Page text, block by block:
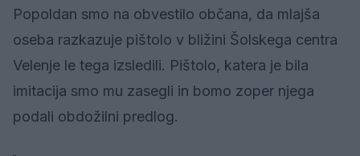
Popoldan smo na obvestilo občana, da mlajša
oseba razkazuje pištolo v bližini Šolskega centra
Velenje le tega izsledili. Pištolo, katera je bila
imitacija smo mu zasegli in bomo zoper njega
podali obdožilni predlog.